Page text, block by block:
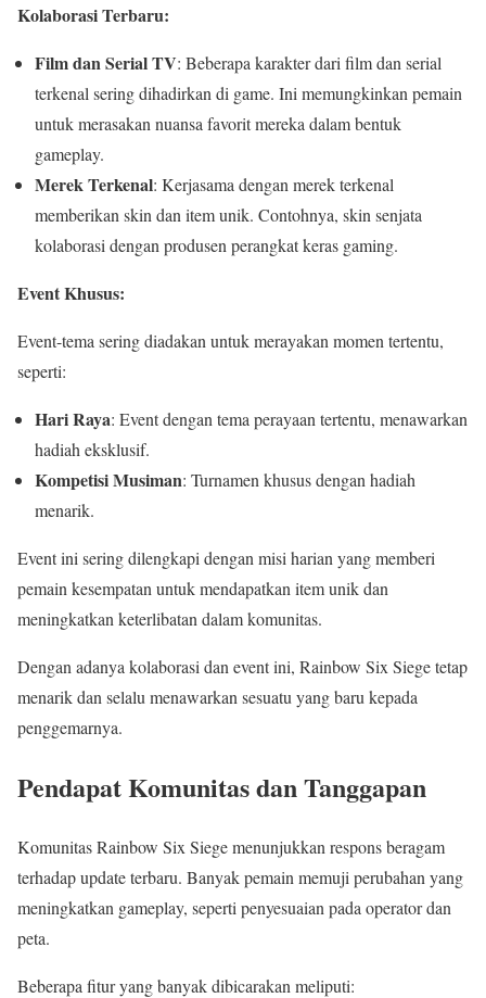
Kolaborasi Terbaru:
Film dan Serial TV: Beberapa karakter dari film dan serial
terkenal sering dihadirkan di game. Ini memungkinkan pemain
untuk merasakan nuansa favorit mereka dalam bentuk
gameplay.
Merek Terkenal: Kerjasama dengan merek terkenal
memberikan skin dan item unik. Contohnya, skin senjata
kolaborasi dengan produsen perangkat keras gaming.
Event Khusus:
Event-tema sering diadakan untuk merayakan momen tertentu,
seperti:
Hari Raya: Event dengan tema perayaan tertentu, menawarkan
hadiah eksklusif.
Kompetisi Musiman: Turnamen khusus dengan hadiah
menarik.
Event ini sering dilengkapi dengan misi harian yang memberi
pemain kesempatan untuk mendapatkan item unik dan
meningkatkan keterlibatan dalam komunitas.
Dengan adanya kolaborasi dan event ini, Rainbow Six Siege tetap
menarik dan selalu menawarkan sesuatu yang baru kepada
penggemarnya.
Pendapat Komunitas dan Tanggapan
Komunitas Rainbow Six Siege menunjukkan respons beragam
terhadap update terbaru. Banyak pemain memuji perubahan yang
meningkatkan gameplay, seperti penyesuaian pada operator dan
peta.
Beberapa fitur yang banyak dibicarakan meliputi: